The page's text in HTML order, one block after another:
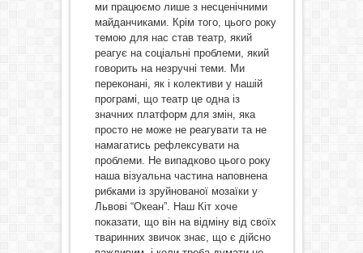
ми працюємо лише з несценічними
майданчиками. Крім того, цього року
темою для нас став театр, який
реагує на соціальні проблеми, який
говорить на незручні теми. Ми
переконані, як і колективи у нашій
програмі, що театр це одна із
значних платформ для змін, яка
просто не може не реагувати та не
намагатись рефлексувати на
проблеми. Не випадково цього року
наша візуальна частина наповнена
рибками із зруйнованої мозаїки у
Львові “Океан”. Наш Кіт хоче
показати, що він на відміну від своїх
тваринних звичок знає, що є дійсно